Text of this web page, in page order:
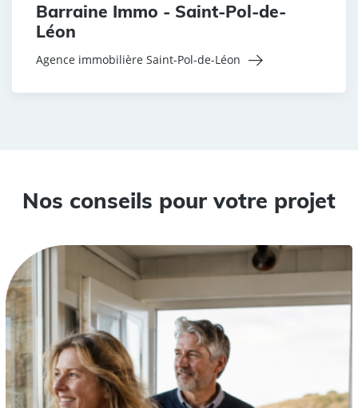
Barraine Immo - Saint-Pol-de-
Léon
Agence immobilière Saint-Pol-de-Léon
Nos conseils pour votre projet